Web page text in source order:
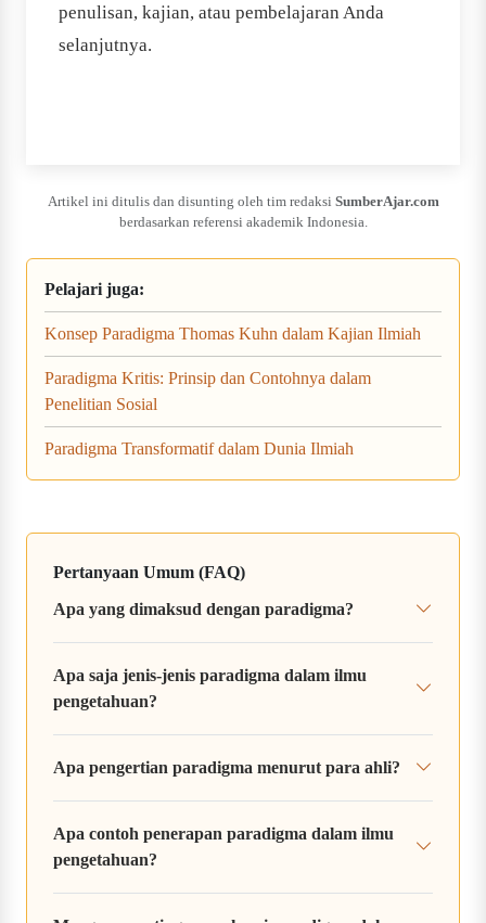
penulisan, kajian, atau pembelajaran Anda
selanjutnya.
Artikel ini ditulis dan disunting oleh tim redaksi SumberAjar.com
berdasarkan referensi akademik Indonesia.
Pelajari juga:
Konsep Paradigma Thomas Kuhn dalam Kajian Ilmiah
Paradigma Kritis: Prinsip dan Contohnya dalam
Penelitian Sosial
Paradigma Transformatif dalam Dunia Ilmiah
Pertanyaan Umum (FAQ)
Apa yang dimaksud dengan paradigma?
Apa saja jenis-jenis paradigma dalam ilmu
pengetahuan?
Apa pengertian paradigma menurut para ahli?
Apa contoh penerapan paradigma dalam ilmu
pengetahuan?